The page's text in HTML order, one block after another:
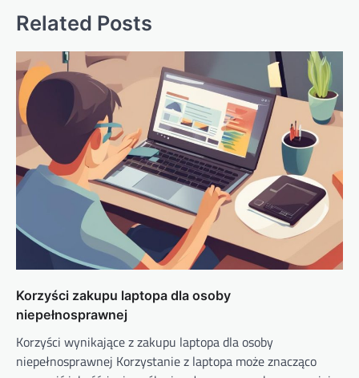
Related Posts
Korzyści zakupu laptopa dla osoby
niepełnosprawnej
Korzyści wynikające z zakupu laptopa dla osoby
niepełnosprawnej Korzystanie z laptopa może znacząco